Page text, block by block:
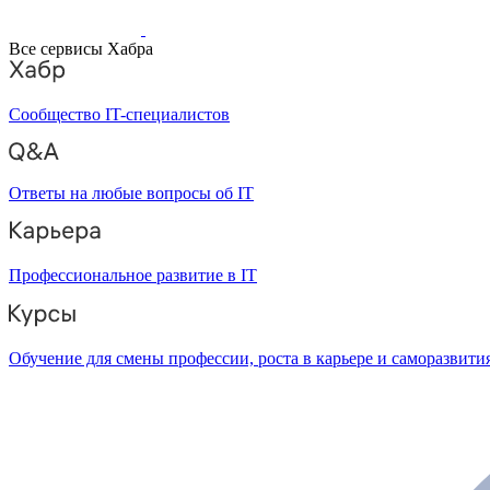
Все сервисы Хабра
Сообщество IT-специалистов
Ответы на любые вопросы об IT
Профессиональное развитие в IT
Обучение для смены профессии, роста в карьере и